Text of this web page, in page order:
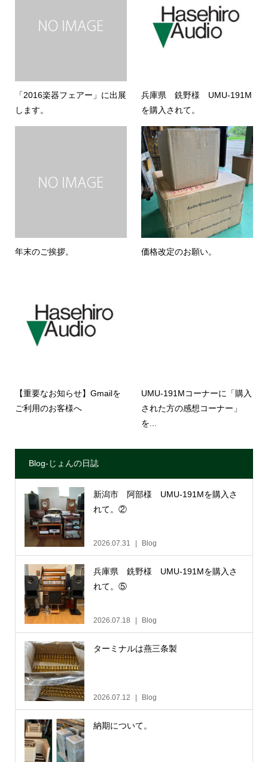
「2016楽器フェアー」に出展
します。
兵庫県 銑野様 UMU-191M
を購入されて。
年末のご挨拶。 価格改定のお願い。
【重要なお知らせ】Gmailを
ご利用のお客様へ
UMU-191Mコーナーに「購入
された方の感想コーナー」
を...
Blog-じょんの日誌
新潟市 阿部様 UMU-191Mを購入さ
れて。②
2026.07.31 Blog
兵庫県 銑野様 UMU-191Mを購入さ
れて。⑤
2026.07.18 Blog
ターミナルは燕三条製
2026.07.12 Blog
納期について。